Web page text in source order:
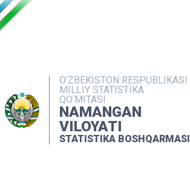
O‘ZBEKISTON RESPUBLIKASI
MILLIY STATISTIKA
QO‘MITASI
NAMANGAN
VILOYATI
STATISTIKA BOSHQARMASI
NASHRLAR
INTERAKTIV XIZMATLAR
MATBUOT XIZMATI
MUROJAATLAR